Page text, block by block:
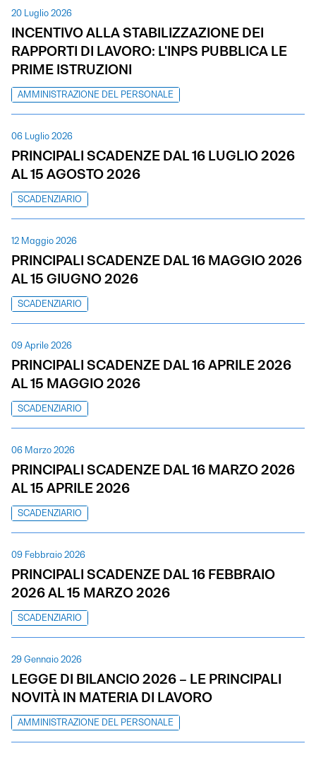
20 Luglio 2026
INCENTIVO ALLA STABILIZZAZIONE DEI
RAPPORTI DI LAVORO: L'INPS PUBBLICA LE
PRIME ISTRUZIONI
AMMINISTRAZIONE DEL PERSONALE
06 Luglio 2026
PRINCIPALI SCADENZE DAL 16 LUGLIO 2026
AL 15 AGOSTO 2026
SCADENZIARIO
12 Maggio 2026
PRINCIPALI SCADENZE DAL 16 MAGGIO 2026
AL 15 GIUGNO 2026
SCADENZIARIO
09 Aprile 2026
PRINCIPALI SCADENZE DAL 16 APRILE 2026
AL 15 MAGGIO 2026
SCADENZIARIO
06 Marzo 2026
PRINCIPALI SCADENZE DAL 16 MARZO 2026
AL 15 APRILE 2026
SCADENZIARIO
09 Febbraio 2026
PRINCIPALI SCADENZE DAL 16 FEBBRAIO
2026 AL 15 MARZO 2026
SCADENZIARIO
29 Gennaio 2026
LEGGE DI BILANCIO 2026 – LE PRINCIPALI
NOVITÀ IN MATERIA DI LAVORO
AMMINISTRAZIONE DEL PERSONALE